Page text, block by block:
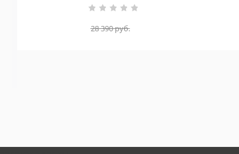
28 390руб.